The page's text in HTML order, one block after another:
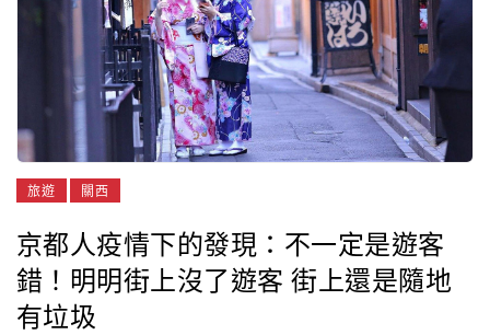
旅遊 關西
京都人疫情下的發現：不一定是遊客
錯！明明街上沒了遊客 街上還是隨地
有垃圾